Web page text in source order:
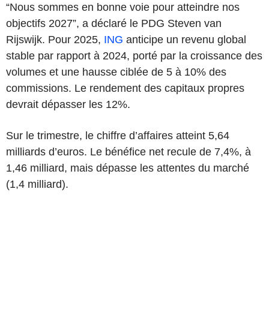
“Nous sommes en bonne voie pour atteindre nos
objectifs 2027”, a déclaré le PDG Steven van
Rijswijk. Pour 2025, ING anticipe un revenu global
stable par rapport à 2024, porté par la croissance des
volumes et une hausse ciblée de 5 à 10% des
commissions. Le rendement des capitaux propres
devrait dépasser les 12%.
Sur le trimestre, le chiffre d’affaires atteint 5,64
milliards d’euros. Le bénéfice net recule de 7,4%, à
1,46 milliard, mais dépasse les attentes du marché
(1,4 milliard).